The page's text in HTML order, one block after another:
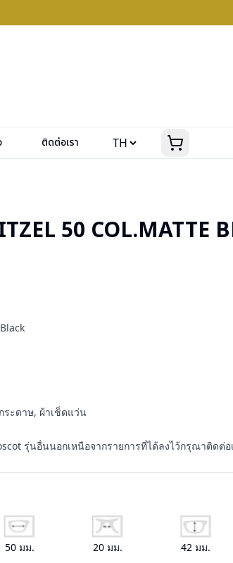
ติดต่อเรา
50 COL.MATTE
ะดาษ, ผ้าเช็ดแว่น
รุ่นอื่นนอกเหนือจากรายการที่ได้ลงไว้กรุณาติดต่อ
50 มม. 20มม. 42มม.